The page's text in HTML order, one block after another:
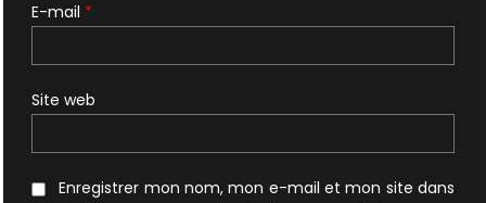
E-mail *
Site web
Enregistrer mon nom, mon e-mail et mon site dans